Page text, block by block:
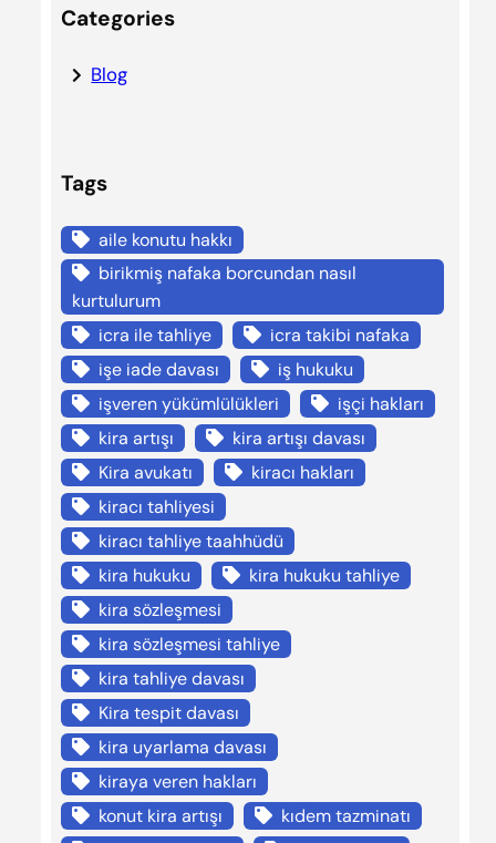
Categories
Blog
Tags
aile konutu hakkı
birikmiş nafaka borcundan nasıl
kurtulurum
icra ile tahliye
icra takibi nafaka
işe iade davası
iş hukuku
işveren yükümlülükleri
işçi hakları
kira artışı
kira artışı davası
Kira avukatı
kiracı hakları
kiracı tahliyesi
kiracı tahliye taahhüdü
kira hukuku
kira hukuku tahliye
kira sözleşmesi
kira sözleşmesi tahliye
kira tahliye davası
Kira tespit davası
kira uyarlama davası
kiraya veren hakları
konut kira artışı
kıdem tazminatı